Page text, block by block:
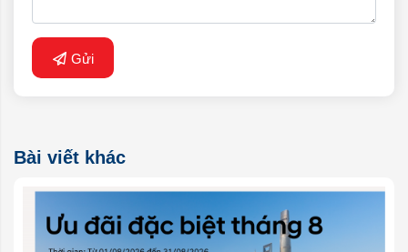
Gửi
Bài viết khác